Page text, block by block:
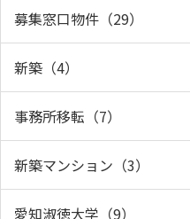
募集窓口物件（29）
新築（4）
事務所移転（7）
新築マンション（3）
愛知淑徳大学（9）